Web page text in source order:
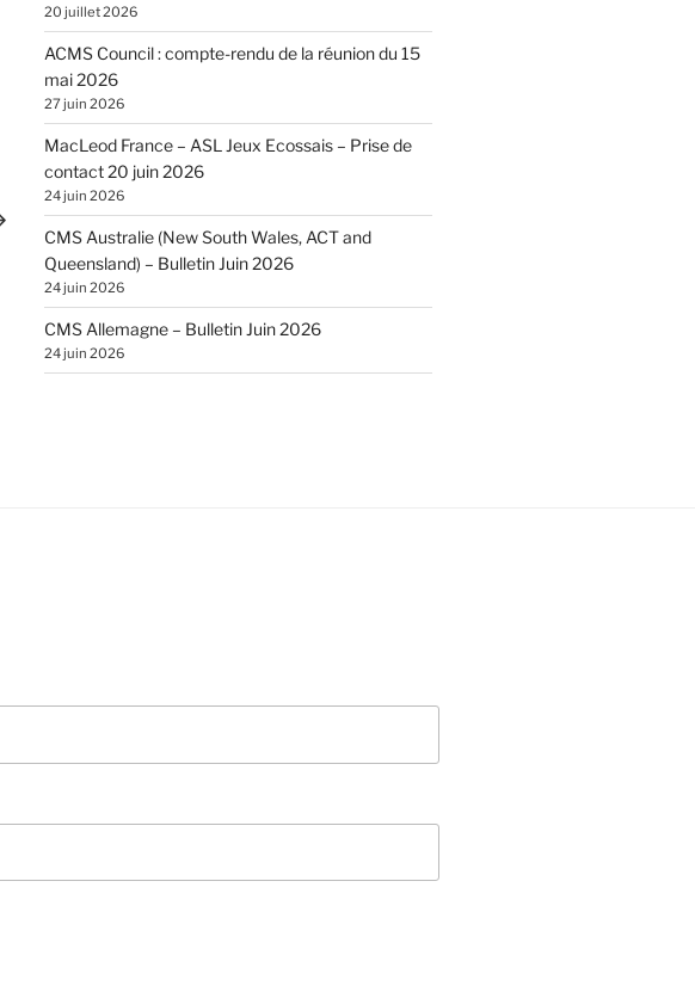
20 juillet 2026
ACMS Council : compte-rendu de la réunion du 15
mai 2026
27 juin 2026
MacLeod France – ASL Jeux Ecossais – Prise de
contact 20 juin 2026
24 juin 2026
CMS Australie (New South Wales, ACT and
Queensland) – Bulletin Juin 2026
24 juin 2026
CMS Allemagne – Bulletin Juin 2026
24 juin 2026